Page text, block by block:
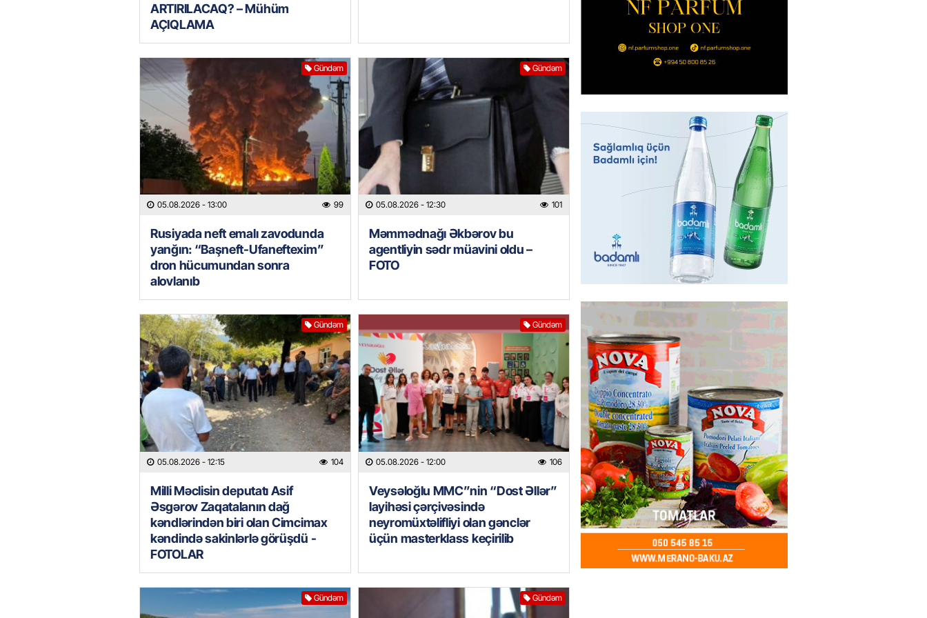
ARTIRILACAQ? – Mühüm
AÇIQLAMA
Gündəm
05.08.2026 - 13:00 99
Rusiyada neft emalı zavodunda
yanğın: “Başneft-Ufaneftexim”
dron hücumundan sonra
alovlanıb
Gündəm
05.08.2026 - 12:30 101
Məmmədnağı Əkbərov bu
agentliyin sədr müavini oldu –
FOTO
Gündəm
05.08.2026 - 12:15 104
Milli Məclisin deputatı Asif
Əsgərov Zaqatalanın dağ
kəndlərindən biri olan Cimcimax
kəndində sakinlərlə görüşdü -
FOTOLAR
Gündəm
05.08.2026 - 12:00 106
Veysəloğlu MMC”nin “Dost Əllər”
layihəsi çərçivəsində
neyromüxtəlifliyi olan gənclər
üçün masterklass keçirilib
Gündəm Gündəm
Sabah Bakıda yağış yağacaq
05.08.2026 - 13:30
Britaniyaya gedirmiş
05.08.2026 - 13:15
Rusiyada neft emalı zavodunda yanğın:
“Başneft-Ufaneftexim” dron
hücumundan sonra alovlanıb
05.08.2026 99
yaxşı hazırlaşıb
05.08.2026 - 12:45
GÜNDƏM
Məmmədnağı Əkbərov bu agentliyin
sədr müavini oldu – FOTO
05.08.2026- 12:30 101
GÜNDƏM
Milli Məclisin deputatı Asif Əsgərov
Zaqatalanın dağ kəndlərindən biri olan
Cimcimax kəndində sakinlərlə görüşdü
-FOTOLAR
05.08.2026 - 12:15 104